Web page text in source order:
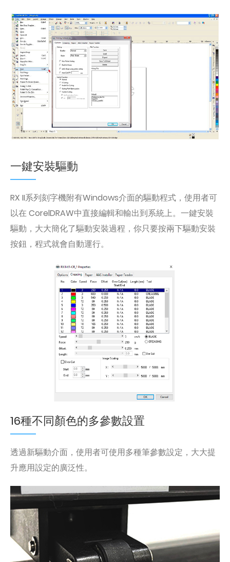
一鍵安裝驅動
RX II系列刻字機附有Windows介面的驅動程式，使用者可
以在 CorelDRAW中直接編輯和輸出到系統上。一鍵安裝
驅動，大大簡化了驅動安裝過程，你只要按兩下驅動安裝
按鈕，程式就會自動運行。
16種不同顏色的多參數設置
透過新驅動介面，使用者可使用多種筆參數設定，大大提
升應用設定的廣泛性。